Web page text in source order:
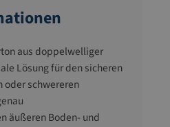
aus doppelwelliger
Lösung für den sicheren
oder schwereren
äußeren Boden- und